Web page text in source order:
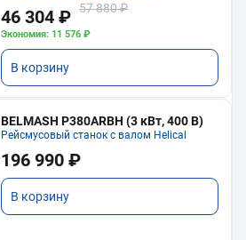
46 304 ₽ 57 880 ₽
Экономия: 11 576 ₽
В корзину
BELMASH P380ARBH (3 кВт, 400 В)
Рейсмусовый станок с валом Helical
196 990 ₽
В корзину